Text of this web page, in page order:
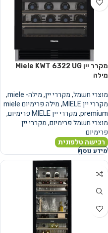
מקרר יין Miele KWT 6322 UG
מילה
מוצרי חשמל,מקררי יין,מילה- miele
,
מקררי יין MIELE
,
מילה פרימיום miele
premium
,מקררי יין MIELE פרימיום
,
מוצרי חשמל פרימיום,מקררי יין
פרימיום
רכישה טלפונית
מידע נוסף